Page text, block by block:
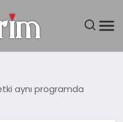
aynı programda